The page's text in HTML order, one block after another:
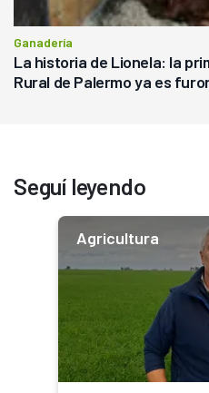
Ganadería
La historia de Lionela: la
Rural de Palermo ya es
Seguí leyendo
Agricultura